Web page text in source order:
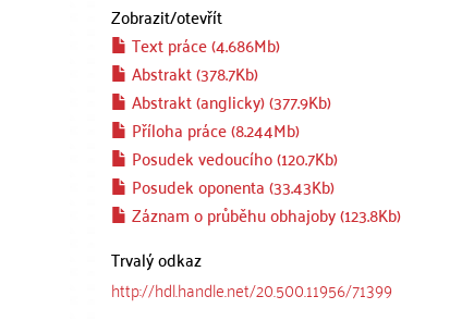
Zobrazit/otevřít
Text práce (4.686Mb)
Abstrakt (378.7Kb)
Abstrakt (anglicky) (377.9Kb)
Příloha práce (8.244Mb)
Posudek vedoucího (120.7Kb)
Posudek oponenta (33.43Kb)
Záznam o průběhu obhajoby (123.8Kb)
Trvalý odkaz
http://hdl.handle.net/20.500.11956/71399